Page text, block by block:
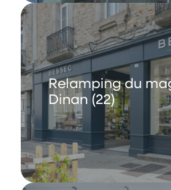
Relamping du
Dinan (22)